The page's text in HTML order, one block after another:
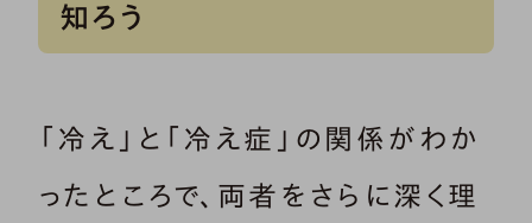
知ろう
「冷え」と「冷え症」の関係がわか
ったところで、両者をさらに深く理